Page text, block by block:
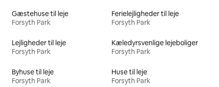
Gæstehuse til leje
Forsyth Park
Ferielejligheder til leje
Forsyth Park
Lejligheder til leje
Forsyth Park
Kæledyrsvenlige lejeboliger
Forsyth Park
Byhuse til leje
Forsyth Park
Huse til leje
Forsyth Park